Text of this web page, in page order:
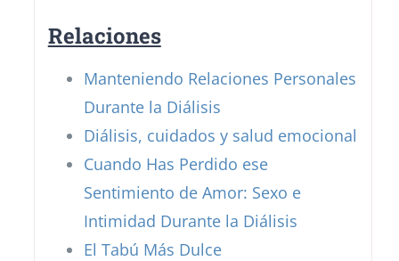
Relaciones
Manteniendo Relaciones Personales
Durante la Diálisis
Diálisis, cuidados y salud emocional
Cuando Has Perdido ese
Sentimiento de Amor: Sexo e
Intimidad Durante la Diálisis
El Tabú Más Dulce